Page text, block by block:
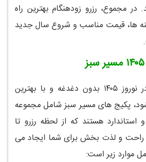
مجموع، رزرو زودهنگام بهترین راه
ها، قیمت مناسب و شروع سال جدید
برای اینکه سفرتان در نوروز ۱۴۰۵ بدون دغدغه و با بهترین
پکیج های مسیر سبز شامل مجموعه
هستند که از لحظه رزرو تا
راحت و لذت بخش برای شما ایجاد می
موارد زیر است: